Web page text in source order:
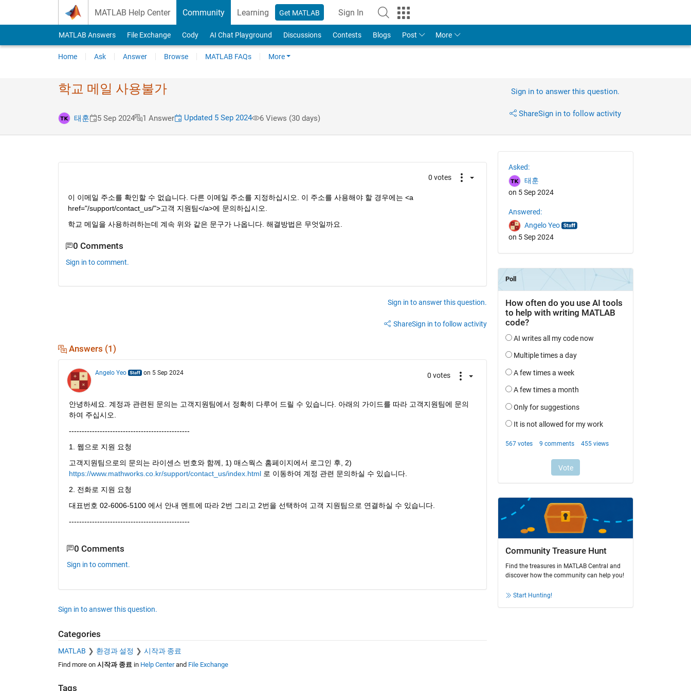
MATLAB Help Center Community Learning Get MATLAB Sign In
MATLAB Answers File Exchange Cody AI Chat Playground Discussions Contests Blogs Post More
Home Ask Answer Browse MATLAB FAQs More
학교 메일 사용불가
태훈 5 Sep 2024 1 Answer Updated 5 Sep 2024 6 Views (30 days)
Sign in to answer this question.
ShareSign in to follow activity
0 votes
이 이메일 주소를 확인할 수 없습니다. 다른 이메일 주소를 지정하십시오. 이 주소를 사용해야 할 경우에는 <a
href="/support/contact_us/">고객 지원팀</a>에 문의하십시오.
학교 메일을 사용하려하는데 계속 위와 같은 문구가 나옵니다. 해결방법은 무엇일까요.
0 Comments
Sign in to comment.
Sign in to answer this question.
ShareSign in to follow activity
Answers (1)
Angelo Yeo on 5 Sep 2024 0 votes
안녕하세요. 계정과 관련된 문의는 고객지원팀에서 정확히 다루어 드릴 수 있습니다. 아래의 가이드를 따라 고객지원팀에 문의
하여 주십시오.
-----------------------------------------------
1. 웹으로 지원 요청
고객지원팀으로의 문의는 라이센스 번호와 함께, 1) 매스웍스 홈페이지에서 로그인 후, 2)
https://www.mathworks.co.kr/support/contact_us/index.html 로 이동하여 계정 관련 문의하실 수 있습니다.
2. 전화로 지원 요청
대표번호 02-6006-5100 에서 안내 멘트에 따라 2번 그리고 2번을 선택하여 고객 지원팀으로 연결하실 수 있습니다.
-----------------------------------------------
0 Comments
Sign in to comment.
Sign in to answer this question.
Categories
MATLAB 환경과 설정 시작과 종료
Find more on 시작과 종료 in Help Centerand File Exchange
Tags
Asked:
태훈
on 5 Sep 2024
Answered:
Angelo Yeo
on 5 Sep 2024
Community Treasure Hunt
Find the treasures in MATLAB Central and
discover how the community can help you!
Start Hunting!